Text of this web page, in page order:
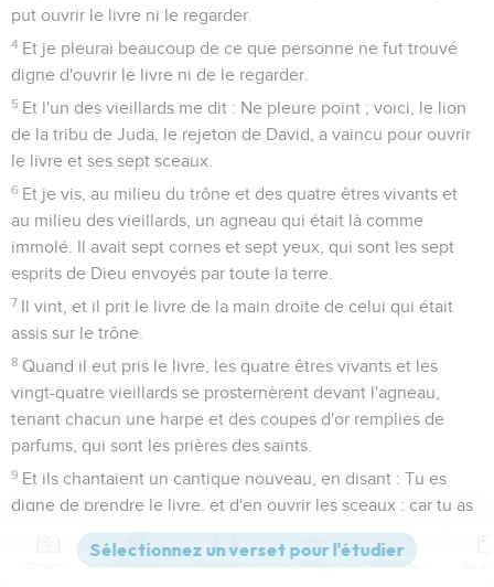
put ouvrir le livre ni le regarder.
4 Et je pleurai beaucoup de ce que personne ne fut trouvé
digne d'ouvrir le livre ni de le regarder.
5 Et l'un des vieillards me dit : Ne pleure point ; voici, le lion
de la tribu de Juda, le rejeton de David, a vaincu pour ouvrir
le livre et ses sept sceaux.
6 Et je vis, au milieu du trône et des quatre êtres vivants et
au milieu des vieillards, un agneau qui était là comme
immolé. Il avait sept cornes et sept yeux, qui sont les sept
esprits de Dieu envoyés par toute la terre.
7 Il vint, et il prit le livre de la main droite de celui qui était
assis sur le trône.
8 Quand il eut pris le livre, les quatre êtres vivants et les
vingt-quatre vieillards se prosternèrent devant l'agneau,
tenant chacun une harpe et des coupes d'or remplies de
parfums, qui sont les prières des saints.
9 Et ils chantaient un cantique nouveau, en disant : Tu es
digne de prendre le livre, et d'en ouvrir les sceaux ; car tu as
été immolé, et tu as racheté pour Dieu par ton sang des
hommes de toute tribu, de toute langue, de tout peuple, et
Versions Commentaires Strong